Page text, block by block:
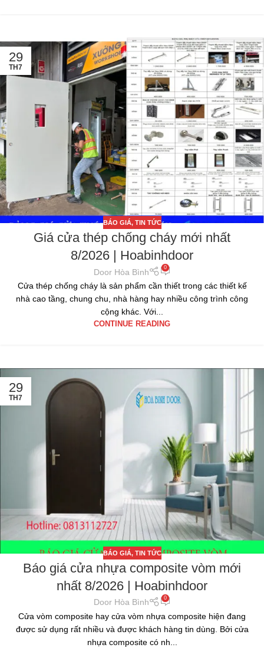
29
TH7
BÁO GIÁ, TIN TỨC
Giá cửa thép chống cháy mới nhất
8/2026 | Hoabinhdoor
Door Hòa Bình 0
Cửa thép chống cháy là sản phẩm cần thiết trong các thiết kế
nhà cao tầng, chung chu, nhà hàng hay nhiều công trình công
cộng khác. Với...
CONTINUE READING
29
TH7
BÁO GIÁ, TIN TỨC
Báo giá cửa nhựa composite vòm mới
nhất 8/2026 | Hoabinhdoor
Door Hòa Bình 0
Cửa vòm composite hay cửa vòm nhựa composite hiện đang
được sử dụng rất nhiều và được khách hàng tin dùng. Bởi cửa
nhựa composite có nh...